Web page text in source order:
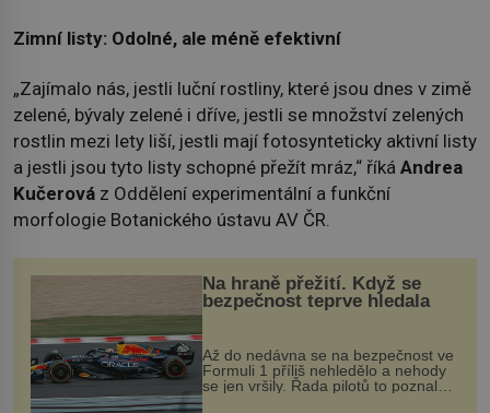
Zimní listy: Odolné, ale méně efektivní
„Zajímalo nás, jestli luční rostliny, které jsou dnes v zimě
zelené, bývaly zelené i dříve, jestli se množství zelených
rostlin mezi lety liší, jestli mají fotosynteticky aktivní listy
a jestli jsou tyto listy schopné přežít mráz,“ říká Andrea
Kučerová z Oddělení experimentální a funkční
morfologie Botanického ústavu AV ČR.
Na hraně přežití. Když se
bezpečnost teprve hledala
Až do nedávna se na bezpečnost ve
Formuli 1 příliš nehledělo a nehody
se jen vršily. Řada pilotů to poznala
na vlastní kůži, často s trvalými